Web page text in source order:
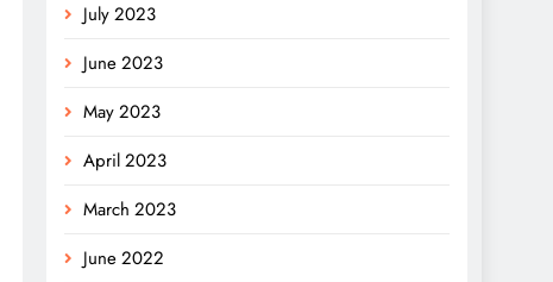
July 2023
June 2023
May 2023
April 2023
March 2023
June 2022